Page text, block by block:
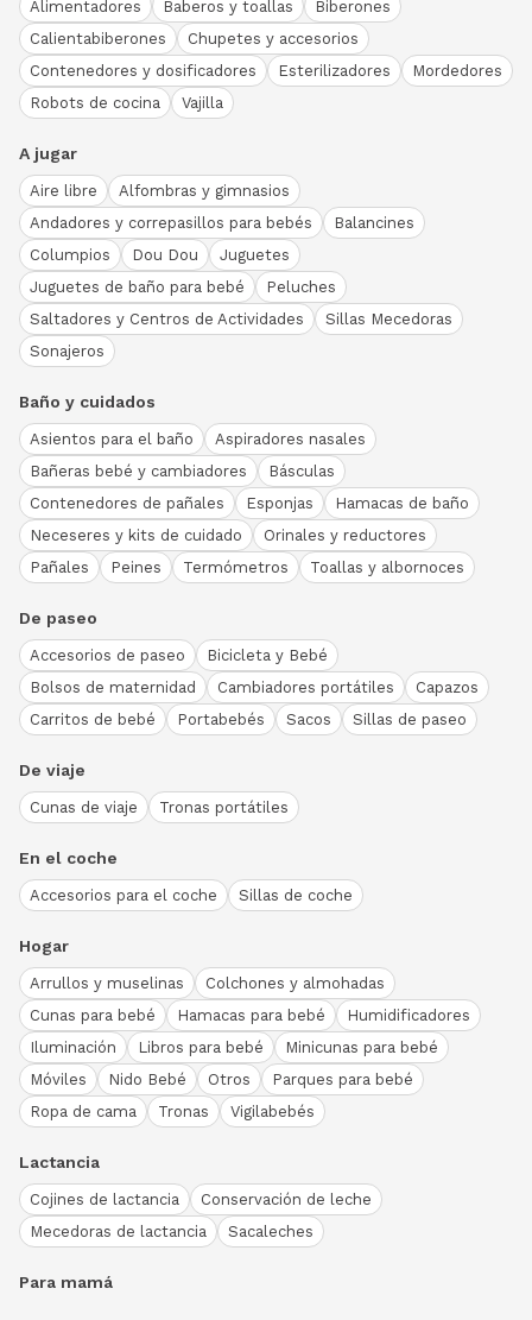
Alimentadores Baberos y toallas
Biberones
Calientabiberones
Chupetes y accesorios
Contenedores y dosificadores
Esterilizadores
Mordedores
Robots de cocina
Vajilla
A jugar
Aire libre
Alfombras y gimnasios
Andadores y correpasillos para bebés
Balancines
Columpios
Dou Dou
Juguetes
Juguetes de baño para bebé
Peluches
Saltadores y Centros de Actividades
Sillas Mecedoras
Sonajeros
Baño y cuidados
Asientos para el baño
Aspiradores nasales
Bañeras bebé y cambiadores
Básculas
Contenedores de pañales
Esponjas
Hamacas de baño
Neceseres y kits de cuidado
Orinales y reductores
Pañales
Peines Termómetros Toallas y albornoces
De paseo
Accesorios de paseo
Bicicleta y Bebé
Bolsos de maternidad
Cambiadores portátiles
Capazos
Carritos de bebé
Portabebés Sacos Sillas de paseo
De viaje
Cunas de viaje Tronas portátiles
En el coche
Accesorios para el coche Sillas de coche
Hogar
Arrullos y muselinas
Colchones y almohadas
Cunas para bebé
Hamacas para bebé
Humidificadores
Iluminación
Libros para bebé
Minicunas para bebé
Móviles
Nido Bebé Otros
Parques para bebé
Ropa de cama
Tronas Vigilabebés
Lactancia
Cojines de lactancia
Conservación de leche
Mecedoras de lactancia
Sacaleches
Para mamá